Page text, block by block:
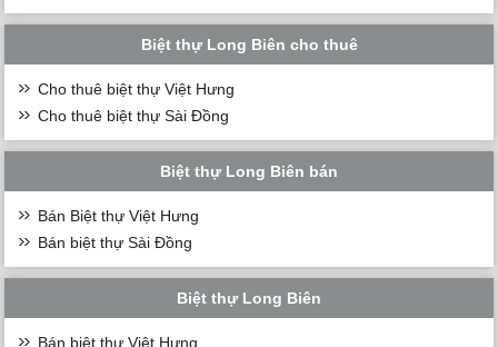
Biệt thự Long Biên cho thuê
Cho thuê biệt thự Việt Hưng
Cho thuê biệt thự Sài Đồng
Biệt thự Long Biên bán
Bán Biệt thự Việt Hưng
Bán biệt thự Sài Đồng
Biệt thự Long Biên
Bán biệt thự Việt Hưng